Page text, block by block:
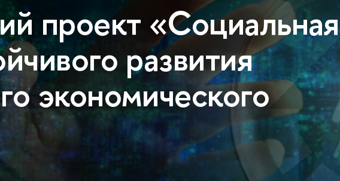
проект «Социальная
развития
экономического